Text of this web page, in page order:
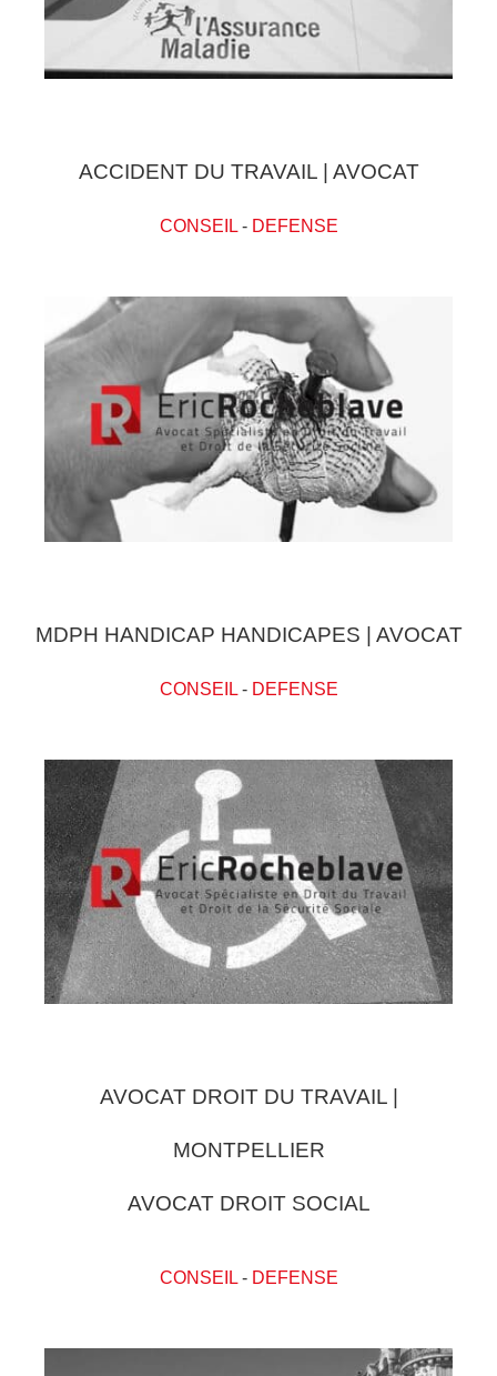
ACCIDENT DU TRAVAIL | AVOCAT
CONSEIL- DEFENSE
MDPH HANDICAP HANDICAPES | AVOCAT
CONSEIL- DEFENSE
AVOCAT DROIT DU TRAVAIL |
MONTPELLIER
AVOCAT DROIT SOCIAL
CONSEIL- DEFENSE